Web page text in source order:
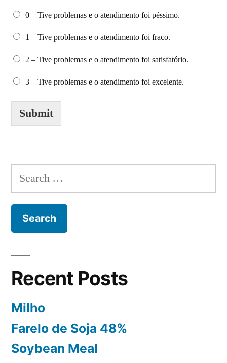
0 – Tive problemas e o atendimento foi péssimo.
1 – Tive problemas e o atendimento foi fraco.
2 – Tive problemas e o atendimento foi satisfatório.
3 – Tive problemas e o atendimento foi excelente.
Submit
Recent Posts
Milho
Farelo de Soja 48%
Soybean Meal